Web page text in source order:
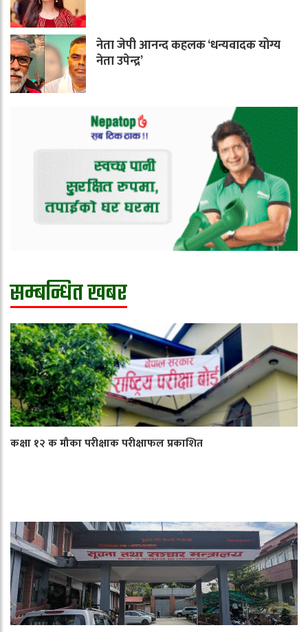
नेता जेपी आनन्द कहलक ‘धन्यवादक योग्य
नेता उपेन्द्र’
सम्बन्धित खबर
कक्षा १२ क मौका परीक्षाक परीक्षाफल प्रकाशित